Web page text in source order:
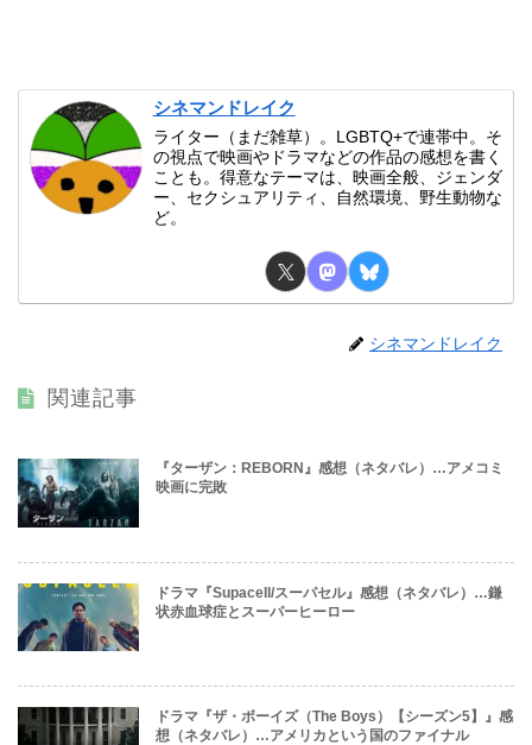
シネマンドレイク
ライター（まだ雑草）。LGBTQ+で連帯中。そ
の視点で映画やドラマなどの作品の感想を書く
ことも。得意なテーマは、映画全般、ジェンダ
ー、セクシュアリティ、自然環境、野生動物な
ど。
シネマンドレイク
関連記事
『ターザン：REBORN』感想（ネタバレ）…アメコミ
映画に完敗
ドラマ『Supacell/スーパセル』感想（ネタバレ）…鎌
状赤血球症とスーパーヒーロー
ドラマ『ザ・ボーイズ（The Boys）【シーズン5】』感
想（ネタバレ）…アメリカという国のファイナル